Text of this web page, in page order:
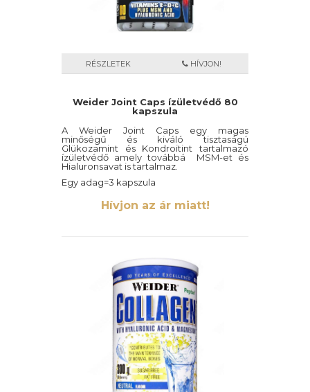
RÉSZLETEK HÍVJON!
Weider Joint Caps ízületvédő 80
kapszula
A Weider Joint Caps egy magas
minőségű és kiváló tisztaságú
Glükozamint és Kondroitint tartalmazó
ízületvédő amely továbbá MSM-et és
Hialuronsavat is tartalmaz.
Egy adag=3 kapszula
Hívjon az ár miatt!